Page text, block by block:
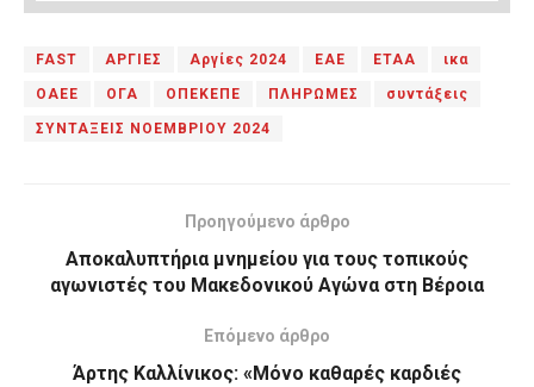
FAST ΑΡΓΙΕΣ Αργίες 2024 ΕΑΕ ΕΤΑΑ ικα
ΟΑΕΕ ΟΓΑ ΟΠΕΚΕΠΕ ΠΛΗΡΩΜΕΣ συντάξεις
ΣΥΝΤΑΞΕΙΣ ΝΟΕΜΒΡΙΟΥ 2024
Προηγούμενο άρθρο
Αποκαλυπτήρια μνημείου για τους τοπικούς
αγωνιστές του Μακεδονικού Αγώνα στη Βέροια
Επόμενο άρθρο
Άρτης Καλλίνικος: «Μόνο καθαρές καρδιές